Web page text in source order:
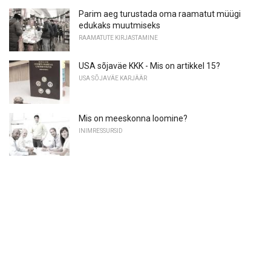
Parim aeg turustada oma raamatut müügi
edukaks muutmiseks
RAAMATUTE KIRJASTAMINE
USA sõjaväe KKK - Mis on artikkel 15?
USA SÕJAVÄE KARJÄÄR
Mis on meeskonna loomine?
INIMRESSURSID